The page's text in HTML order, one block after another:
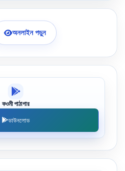
অনলাইন পড়ুন
কওমী পাঠাগার
ডাউনলোড